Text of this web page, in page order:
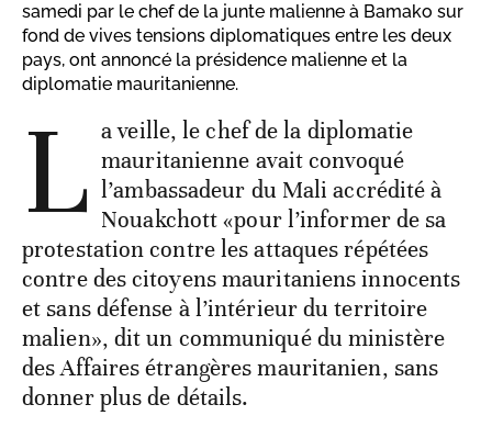
samedi par le chef de la junte malienne à Bamako sur
fond de vives tensions diplomatiques entre les deux
pays, ont annoncé la présidence malienne et la
diplomatie mauritanienne.
L a veille, le chef de la diplomatie
mauritanienne avait convoqué
l’ambassadeur du Mali accrédité à
Nouakchott «pour l’informer de sa
protestation contre les attaques répétées
contre des citoyens mauritaniens innocents
et sans défense à l’intérieur du territoire
malien», dit un communiqué du ministère
des Affaires étrangères mauritanien, sans
donner plus de détails.